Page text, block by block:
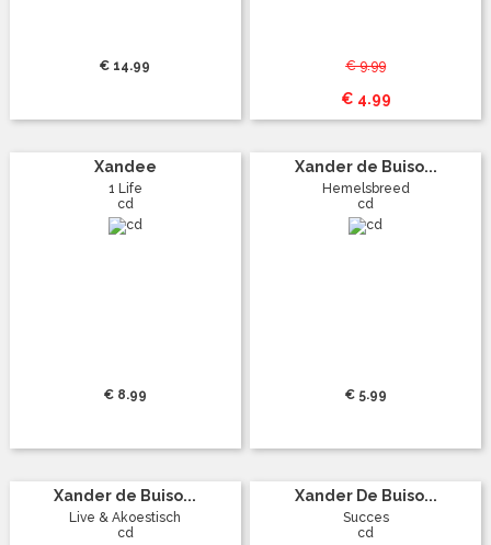
€ 14.99 € 9.99
€ 4.99
Xandee
1 Life
cd
€ 8.99
Xander de Buiso...
Hemelsbreed
cd
€ 5.99
Xander de Buiso...
Live & Akoestisch
cd
Xander De Buiso...
Succes
cd